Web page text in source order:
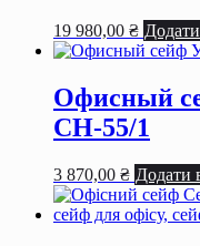
19 980,00 ₴
Офисный
СН-55/1
3 870,00 ₴ Додати